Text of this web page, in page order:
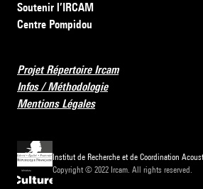
Soutenir l’IRCAM
Centre Pompidou
Projet Répertoire Ircam
Infos / Méthodologie
Mentions Légales
Institut de Recherche et de Coordination
Copyright © 2022 Ircam. All rights reserved.